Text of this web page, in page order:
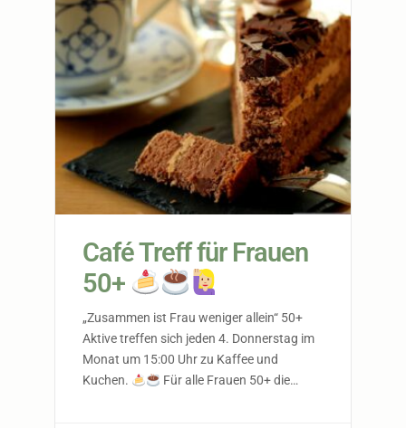
Café Treff für Frauen
50+
„Zusammen ist Frau weniger allein“ 50+
Aktive treffen sich jeden 4. Donnerstag im
Monat um 15:00 Uhr zu Kaffee und
Kuchen.
Für alle Frauen 50+ die